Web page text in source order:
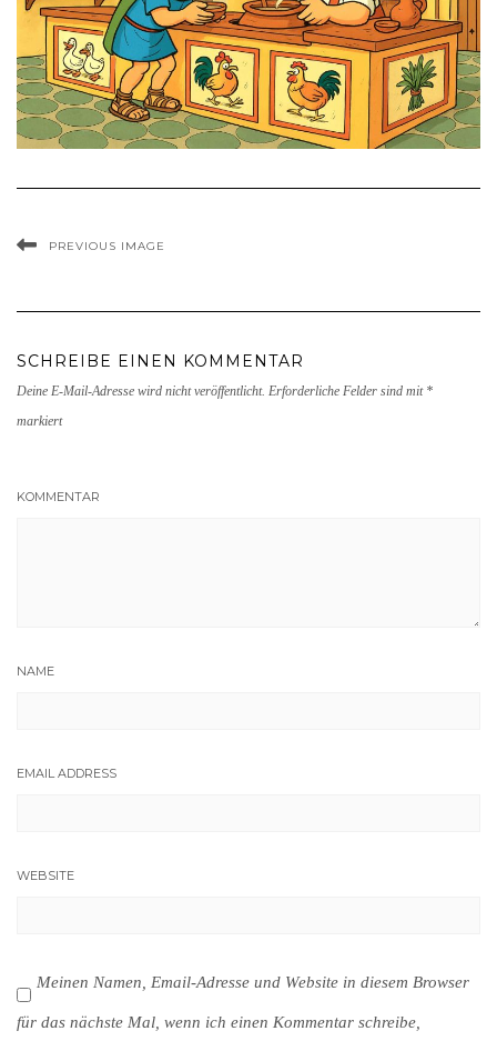
PREVIOUS IMAGE
SCHREIBE EINEN KOMMENTAR
Deine E-Mail-Adresse wird nicht veröffentlicht. Erforderliche Felder sind mit *
markiert
KOMMENTAR
NAME
EMAIL ADDRESS
WEBSITE
Meinen Namen, Email-Adresse und Website in diesem Browser
für das nächste Mal, wenn ich einen Kommentar schreibe,